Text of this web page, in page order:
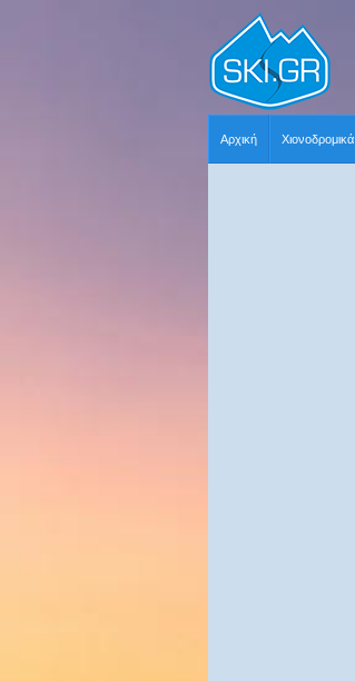
Αρχική Χιονοδρομικά